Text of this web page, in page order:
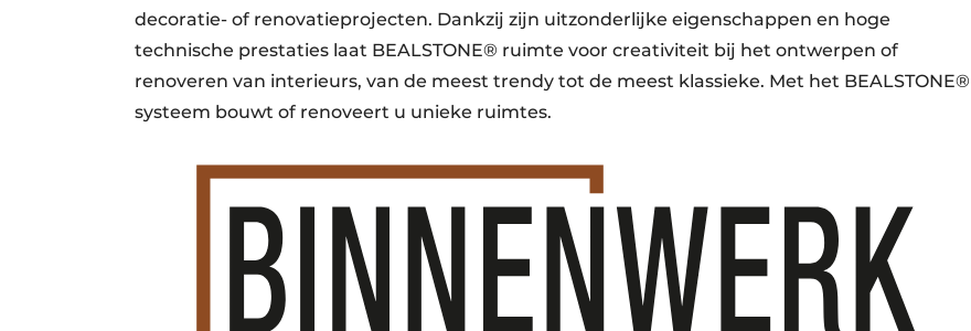
decoratie- of renovatieprojecten. Dankzij zijn uitzonderlijke eigenschappen en hoge
technische prestaties laat BEALSTONE® ruimte voor creativiteit bij het ontwerpen of
renoveren van interieurs, van de meest trendy tot de meest klassieke. Met het BEALSTONE®
systeem bouwt of renoveert u unieke ruimtes.